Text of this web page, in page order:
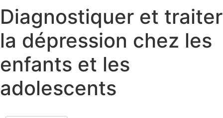
Diagnostiquer et traiter
la dépression chez les
enfants et les
adolescents